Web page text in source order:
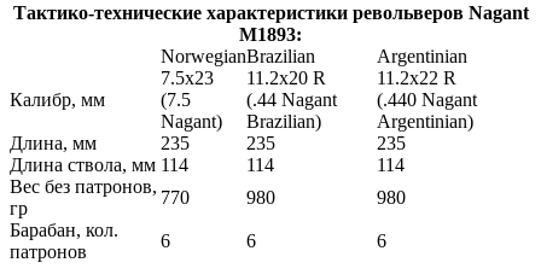
Тактико-технические характеристики револьверов Nagant
M1893:
NorwegianBrazilian Argentinian
Калибр, мм
7.5х23
(7.5
Nagant)
11.2х20 R
(.44 Nagant
Brazilian)
11.2х22 R
(.440 Nagant
Argentinian)
Длина, мм
235 235
235
Длина ствола, мм 114 114
114
Вес без патронов,
гр
770 980
980
Барабан, кол.
патронов
6 6 6